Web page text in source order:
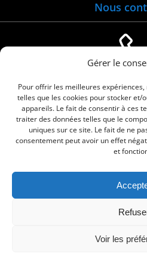
Gérer le
Pour offrir les meilleures
telles que les cookies pour stocker et/
appareils. Le fait de consentir à ces
traiter des données telles que le
uniques sur ce site. Le fait de ne
consentement peut avoir un effet
et
Voir les
Nous
04 66 88
© 2026 Commune de Le